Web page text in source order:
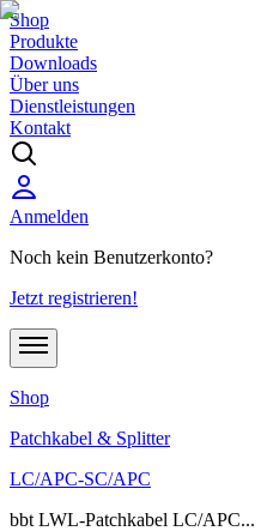
Shop
Produkte
Downloads
Über uns
Dienstleistungen
Kontakt
Anmelden
Noch kein Benutzerkonto?
Jetzt registrieren!
Shop
Patchkabel & Splitter
LC/APC-SC/APC
bbt LWL-Patchkabel LC/APC...